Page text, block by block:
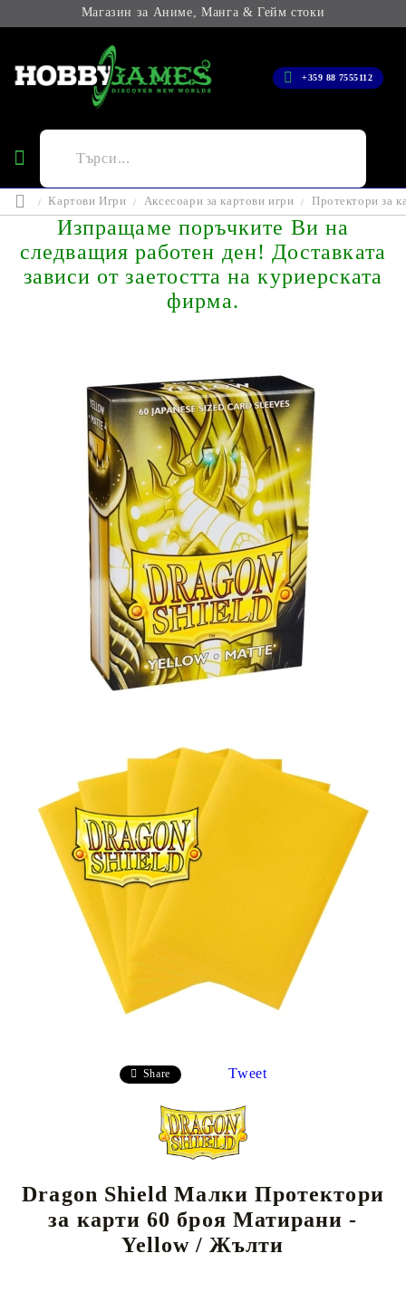
Магазин за Аниме, Манга & Гейм стоки
+359 88 7555112
Картови Игри Аксесоари за картови игри Протектори за
Изпращаме поръчките Ви на
следващия работен ден! Доставката
зависи от заетостта на куриерската
фирма.
Share Tweet
Dragon Shield Малки Протектори
за карти 60 броя Матирани -
Yellow / Жълти